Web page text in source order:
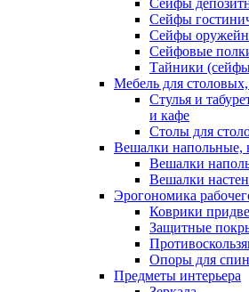
Сейфы
Сейфы
Сейфы
Сейфовые
Тайники
Мебель для
Стулья и
и кафе
Столы для
Вешалки напольные,
Вешалки
Вешалки
Эрогономика
Коврики
Защитные
Опоры для
Предметы интерьера